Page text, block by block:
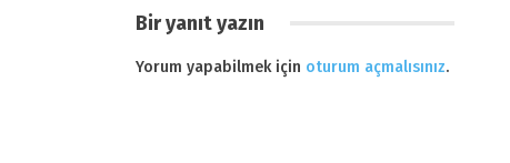
Bir yanıt yazın
Yorum yapabilmek için oturum açmalısınız.